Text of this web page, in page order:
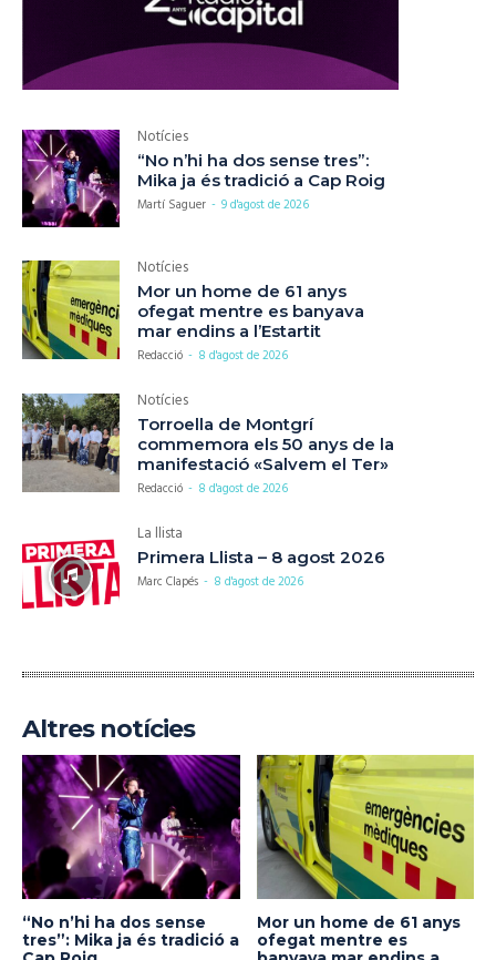
Notícies
“No n’hi ha dos sense tres”:
Mika ja és tradició a Cap Roig
Martí Saguer - 9 d'agost de 2026
Notícies
Mor un home de 61 anys
ofegat mentre es banyava
mar endins a l’Estartit
Redacció - 8 d'agost de 2026
Notícies
Torroella de Montgrí
commemora els 50 anys de la
manifestació «Salvem el Ter»
Redacció - 8 d'agost de 2026
La llista
Primera Llista – 8 agost 2026
Marc Clapés - 8 d'agost de 2026
Altres notícies
“No n’hi ha dos sense
tres”: Mika ja és tradició a
Mor un home de 61 anys
ofegat mentre es